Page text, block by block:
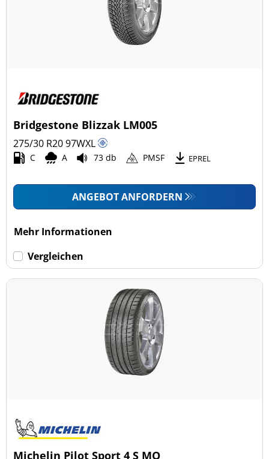
Ganzjahresreifen (1)
Pkw (43)
Transporter (0)
Wohnmobil (0)
Keine Run-flat (43)
Bridgestone Blizzak LM005
275/30 R2097WXL
C A 73 db PMSF EPREL
ANGEBOT ANFORDERN
Mehr Informationen
Vergleichen
Michelin Pilot Sport 4 S MO